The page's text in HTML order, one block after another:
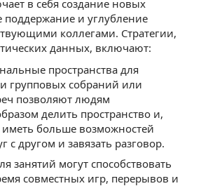
в себя создание новых
и углубление
коллегами. Стратегии,
данных, включают:
пространства для
групповых собраний или
позволяют людям
делить пространство и,
больше возможностей
с другом и завязать разговор.
занятий могут способствовать
совместных игр, перерывов и